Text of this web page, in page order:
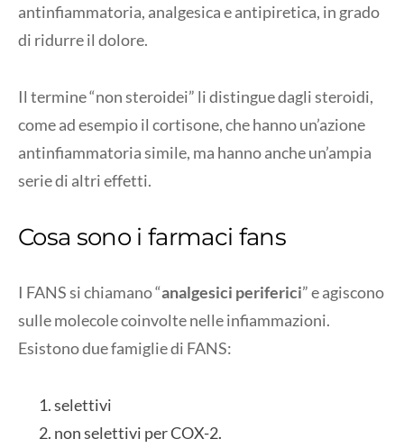
antinfiammatoria, analgesica e antipiretica, in grado
di ridurre il dolore.
Il termine “non steroidei” li distingue dagli steroidi,
come ad esempio il cortisone, che hanno un’azione
antinfiammatoria simile, ma hanno anche un’ampia
serie di altri effetti.
Cosa sono i farmaci fans
I FANS si chiamano “analgesici periferici” e agiscono
sulle molecole coinvolte nelle infiammazioni.
Esistono due famiglie di FANS:
selettivi
non selettivi per COX-2.